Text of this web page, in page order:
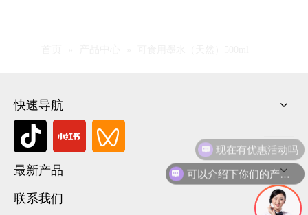
快速导航
最新产品
联系我们
可以介绍下你们的产品么
现在有优惠活动吗